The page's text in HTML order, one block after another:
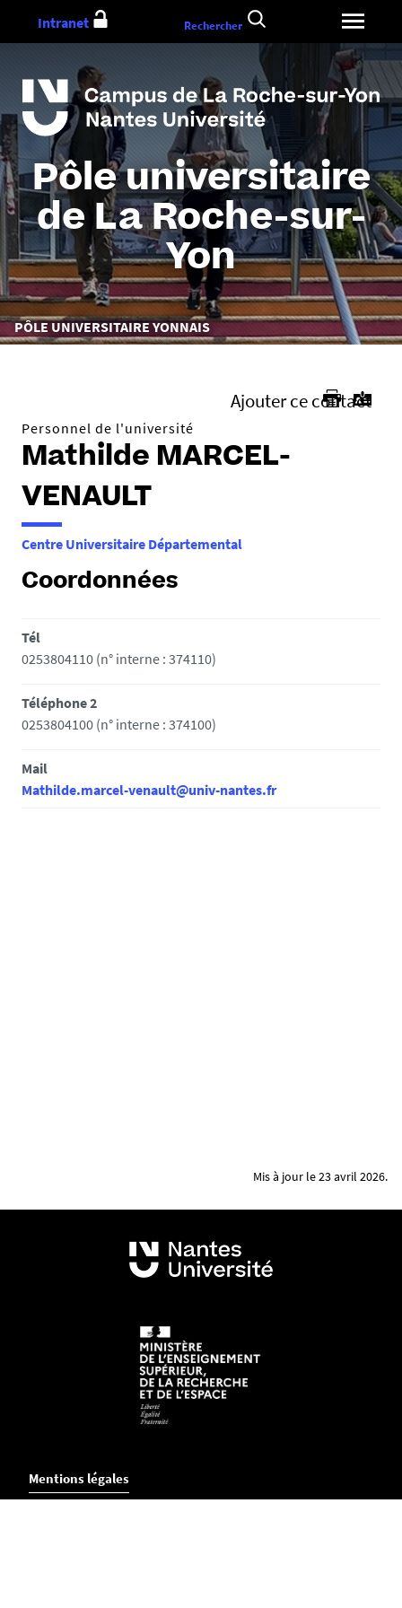
au
Pôle universitaire
de La Roche-sur-
Yon
Vous
êtes
PÔLE UNIVERSITAIRE YONNAIS
Intranet Rechercher
Ajouter ce contact
Personnel de l'université
Mathilde MARCEL-
VENAULT
Centre Universitaire Départemental
Coordonnées
Tél
0253804110 (n° interne : 374110)
Téléphone 2
0253804100 (n° interne : 374100)
Mail
Mathilde.marcel-venault@univ-nantes.fr
Mis à jour le 23 avril 2026.
Mentions légales